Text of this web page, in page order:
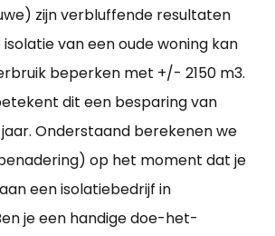
zijn verbluffende resultaten
van een oude woning kan
beperken met +/- 2150 m3.
dit een besparing van
jaar. Onderstaand berekenen we
op het moment dat je
een isolatiebedrijf in
je een handige doe-het-